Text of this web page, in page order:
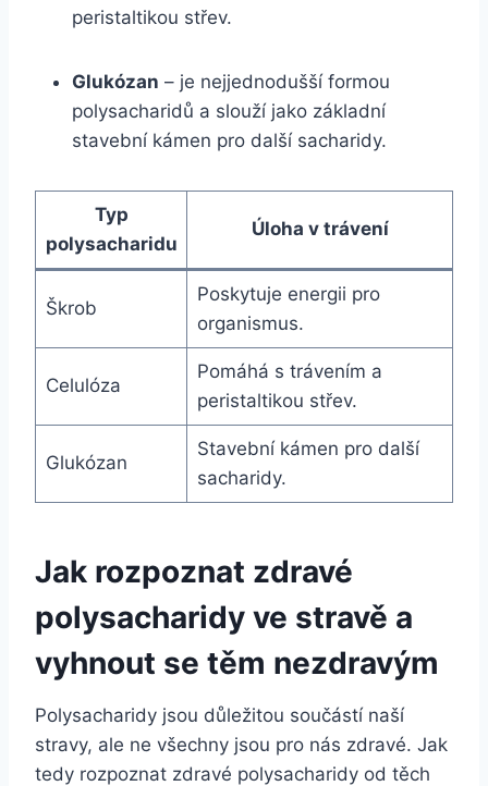
peristaltikou střev.
Glukózan – je nejjednodušší formou
polysacharidů a slouží jako základní
stavební kámen pro další sacharidy.
Typ
polysacharidu
Úloha v trávení
Škrob
Poskytuje energii pro
organismus.
Celulóza
Pomáhá s trávením a
peristaltikou střev.
Glukózan
Stavební kámen pro další
sacharidy.
Jak rozpoznat zdravé
polysacharidy ve stravě a
vyhnout se těm nezdravým
Polysacharidy jsou důležitou součástí naší
stravy, ale ne všechny jsou pro nás zdravé. Jak
tedy rozpoznat zdravé polysacharidy od těch